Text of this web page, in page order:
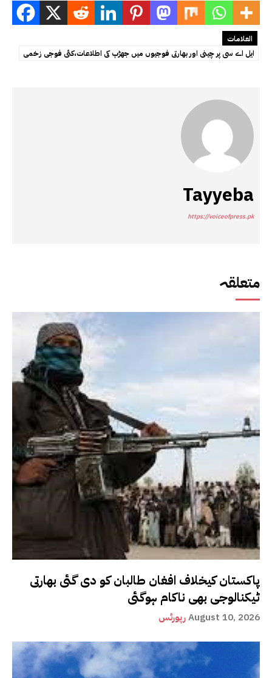
متعلقہ
پاکستان کیخلاف افغان طالبان کو دی گئی بھارتی
ٹیکنالوجی بھی ناکام ہوگئی
رپورٹسAugust 10, 2026
العلامات
ایل اے سی پر چینی اور بھارتی فوجیوں میں جھڑپ کی اطلاعات،کئی فوجی زخمی
Tayyeba
https://voiceofpress.pk